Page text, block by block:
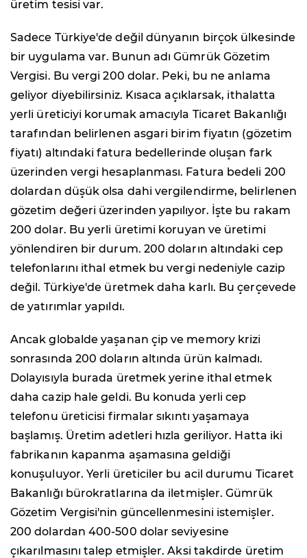
üretim tesisi var.
Sadece Türkiye'de değil dünyanın birçok ülkesinde
bir uygulama var. Bunun adı Gümrük Gözetim
Vergisi. Bu vergi 200 dolar. Peki, bu ne anlama
geliyor diyebilirsiniz. Kısaca açıklarsak, ithalatta
yerli üreticiyi korumak amacıyla Ticaret Bakanlığı
tarafından belirlenen asgari birim fiyatın (gözetim
fiyatı) altındaki fatura bedellerinde oluşan fark
üzerinden vergi hesaplanması. Fatura bedeli 200
dolardan düşük olsa dahi vergilendirme, belirlenen
gözetim değeri üzerinden yapılıyor. İşte bu rakam
200 dolar. Bu yerli üretimi koruyan ve üretimi
yönlendiren bir durum. 200 doların altındaki cep
telefonlarını ithal etmek bu vergi nedeniyle cazip
değil. Türkiye'de üretmek daha karlı. Bu çerçevede
de yatırımlar yapıldı.
Ancak globalde yaşanan çip ve memory krizi
sonrasında 200 doların altında ürün kalmadı.
Dolayısıyla burada üretmek yerine ithal etmek
daha cazip hale geldi. Bu konuda yerli cep
telefonu üreticisi firmalar sıkıntı yaşamaya
başlamış. Üretim adetleri hızla geriliyor. Hatta iki
fabrikanın kapanma aşamasına geldiği
konuşuluyor. Yerli üreticiler bu acil durumu Ticaret
Bakanlığı bürokratlarına da iletmişler. Gümrük
Gözetim Vergisi'nin güncellenmesini istemişler.
200 dolardan 400-500 dolar seviyesine
çıkarılmasını talep etmişler. Aksi takdirde üretim